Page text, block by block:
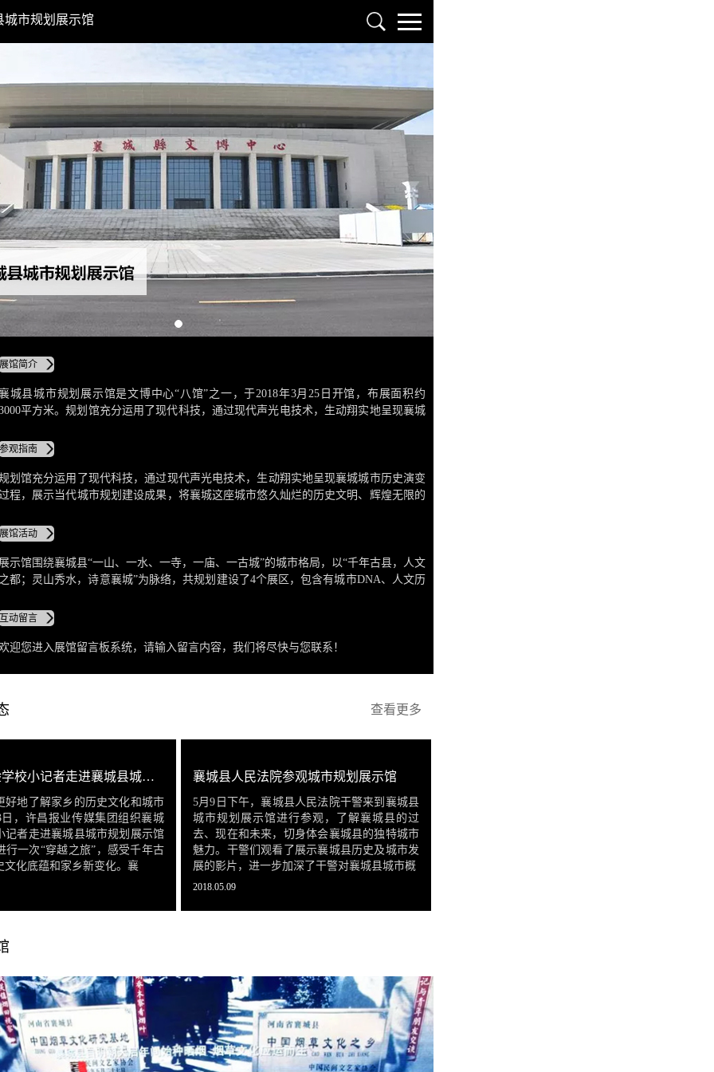
城市规划展示馆
馆简介
城县城市规划展示馆是文博中心“八馆”之一，于2018年3月25日开馆，布展面积约
平方米。规划馆充分运用了现代科技，通过现代声光电技术，生动翔实地呈现襄城
、辉煌无限的今日图景与宏图泼墨的未来蓝图，逐一展现。
观指南
划馆充分运用了现代科技，通过现代声光电技术，生动翔实地呈现襄城城市历史演变
程，展示当代城市规划建设成果，将襄城这座城市悠久灿烂的历史文明、辉煌无限的
馆活动
示馆围绕襄城县“一山、一水、一寺，一庙、一古城”的城市格局，以“千年古县，人文
都；灵山秀水，诗意襄城”为脉络，共规划建设了4个展区，包含有城市DNA、人文历
动留言
迎您进入展馆留言板系统，请输入留言内容，我们将尽快与您联系！
查看更多
襄城县实验学校小记者走进襄城县城市规划展示馆—— “穿越”古今 感知家乡
好地了解家乡的历史文化和城市
，许昌报业传媒集团组织襄城
记者走进襄城县城市规划展示馆
行一次“穿越之旅”，感受千年古
文化底蕴和家乡新变化。襄
襄城县人民法院参观城市规划展示馆
5月9日下午，襄城县人民法院干警来到襄城县
城市规划展示馆进行参观，了解襄城县的过
去、现在和未来，切身体会襄城县的独特城市
魅力。干警们观看了展示襄城县历史及城市发
展的影片，进一步加深了干警对襄城县城市概
2018.05.09